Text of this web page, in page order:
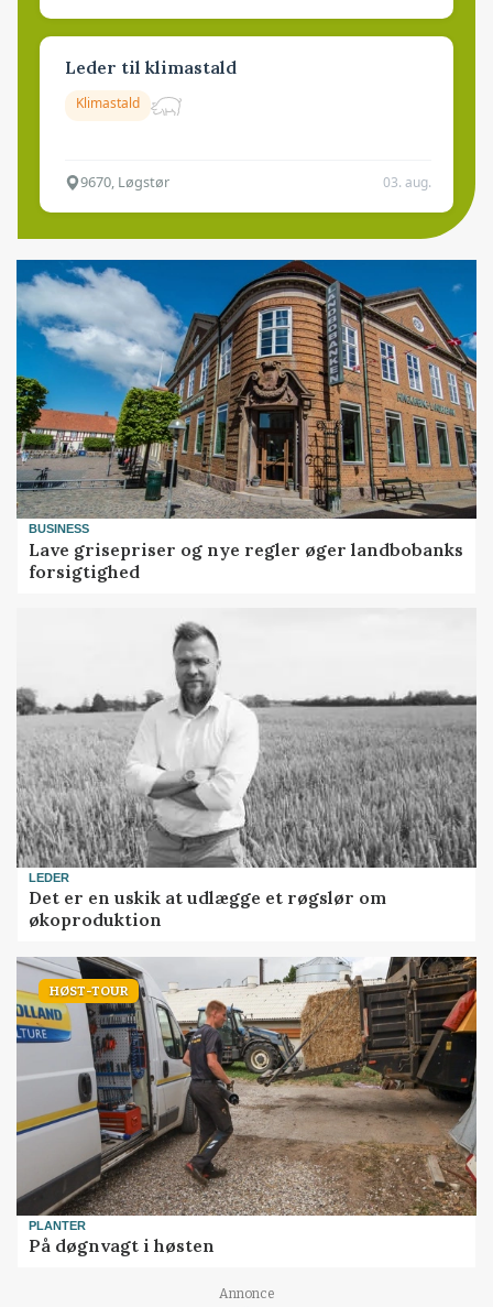
Leder til klimastald
Klimastald
9670, Løgstør 03. aug.
BUSINESS
Lave grisepriser og nye regler øger landbobanks
forsigtighed
LEDER
Det er en uskik at udlægge et røgslør om
økoproduktion
HØST-TOUR
PLANTER
På døgnvagt i høsten
Annonce